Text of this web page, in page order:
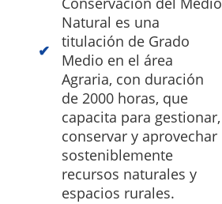
Natural es una
titulación de Grado
Medio en el área
Agraria, con duración
de 2000 horas, que
capacita para gestionar,
conservar y aprovechar
sosteniblemente
recursos naturales y
espacios rurales.